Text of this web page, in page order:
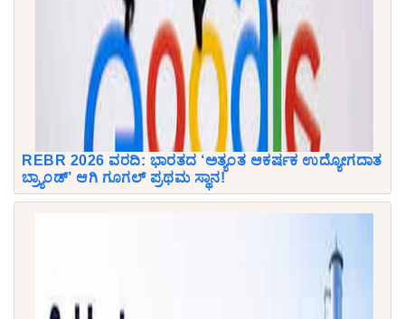
REBR 2026 ವರದಿ: ಭಾರತದ ‘ಅತ್ಯಂತ ಆಕರ್ಷಕ ಉದ್ಯೋಗದಾತ
ಬ್ರ್ಯಾಂಡ್’ ಆಗಿ ಗೂಗಲ್ ಪ್ರಥಮ ಸ್ಥಾನ!